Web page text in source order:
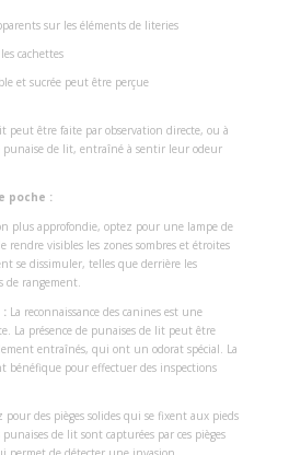
sur les éléments de literies
cachettes
et sucrée peut être perçue
peut être faite par observation directe, ou à
punaise de lit, entraîné à sentir leur odeur
poche :
plus approfondie, optez pour une lampe de
rendre visibles les zones sombres et étroites
se dissimuler, telles que derrière les
de rangement.
: La reconnaissance des canines est une
La présence de punaises de lit peut être
entraînés, qui ont un odorat spécial. La
bénéfique pour effectuer des inspections
pour des pièges solides qui se fixent aux pieds
de lit sont capturées par ces pièges